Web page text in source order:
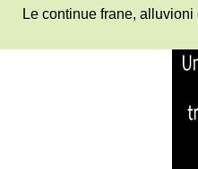
Le continue frane,